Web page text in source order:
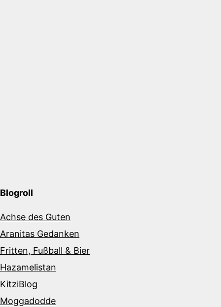
Blogroll
Achse des Guten
Aranitas Gedanken
Fritten, Fußball & Bier
Hazamelistan
KitziBlog
Moggadodde